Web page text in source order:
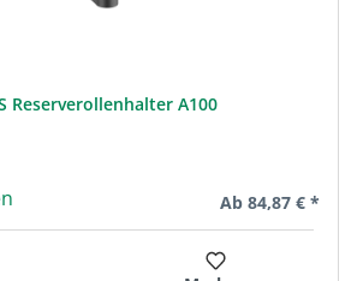
Reserverollenhalter A100
Regulärer Preis:
Ab 84,87 € *